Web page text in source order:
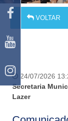
VOLTAR
24/07/2026
Secretaria
Lazer